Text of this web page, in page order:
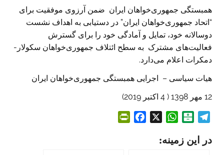
همبستگی جمهوری‌خواهان ایران ضمن آرزوی موفقیت برای
“اتحاد جمهوری‌خواهان ایران” در دستیابی به اهداف نشست
دوسالانه خود، تمایل و آمادگی خود را برای گسترش
فعالیت‌های مشترک به سطح ائتلاف جمهوری‌خواهان سکولار-
دمکرات اعلام می‌دارد.
هیات سیاسی – اجرایی همبستگی جمهوری‌خواهان ایران
12 مهر 1398 ( 4 اکتبر 2019)
l
W
a
در این زمینه: